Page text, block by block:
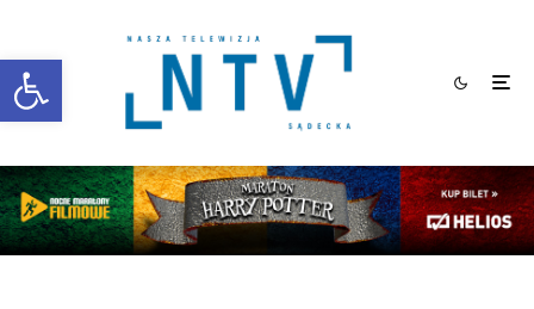
Otwórz pasek narzędzi